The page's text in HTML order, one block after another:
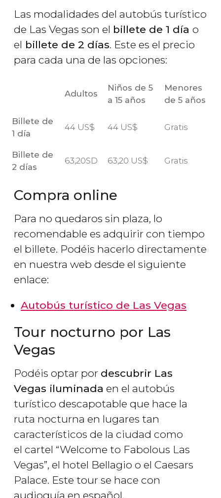
Las modalidades del autobús turístico
de Las Vegas son el billete de 1 día o
el billete de 2 días. Este es el precio
para cada una de las opciones:
Adultos
Niños de 5
a 15 años
Menores
de 5 años
Billete de
1 día
44 US$ 44 US$ Gratis
Billete de
2 días
63,20SD 63,20 US$ Gratis
Compra online
Para no quedaros sin plaza, lo
recomendable es adquirir con tiempo
el billete. Podéis hacerlo directamente
en nuestra web desde el siguiente
enlace:
Autobús turístico de Las Vegas
Tour nocturno por Las
Vegas
Podéis optar por descubrir Las
Vegas iluminada en el autobús
turístico descapotable que hace la
ruta nocturna en lugares tan
característicos de la ciudad como
el cartel “Welcome to Fabolous Las
Vegas”, el hotel Bellagio o el Caesars
Palace. Este tour se hace con
audioguía en español.